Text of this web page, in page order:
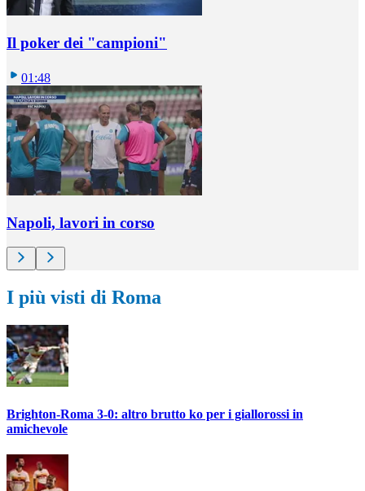
Il poker dei "campioni"
01:48
Napoli, lavori in corso
I più visti di Roma
Brighton-Roma 3-0: altro brutto ko per i giallorossi in
amichevole